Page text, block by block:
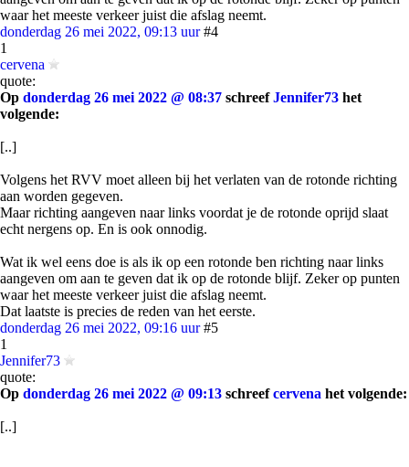
waar het meeste verkeer juist die afslag neemt.
donderdag 26 mei 2022, 09:13 uur #4
1
cervena
quote:
Op donderdag 26 mei 2022 @ 08:37 schreefJennifer73 het
volgende:
[..]
Volgens het RVV moet alleen bij het verlaten van de rotonde richting
aan worden gegeven.
Maar richting aangeven naar links voordat je de rotonde oprijd slaat
echt nergens op. En is ook onnodig.
Wat ik wel eens doe is als ik op een rotonde ben richting naar links
aangeven om aan te geven dat ik op de rotonde blijf. Zeker op punten
waar het meeste verkeer juist die afslag neemt.
Dat laatste is precies de reden van het eerste.
donderdag 26 mei 2022, 09:16 uur #5
1
Jennifer73
quote:
Op donderdag 26 mei 2022 @ 09:13 schreefcervena het volgende:
[..]